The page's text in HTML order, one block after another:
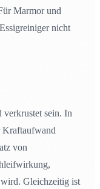
Marmor und
nicht
verkrustet sein. In
Kraftaufwand
von
Gleichzeitig ist